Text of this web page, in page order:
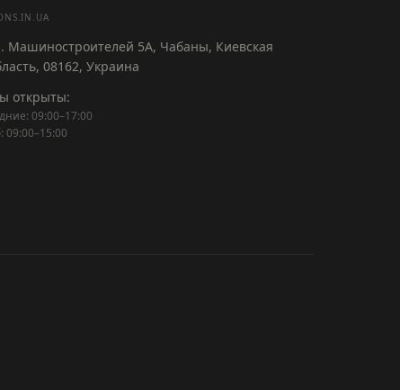
Машиностроителей 5А, Чабаны, Киевская
08162, Украина
открыты:
09:00–17:00
09:00–15:00